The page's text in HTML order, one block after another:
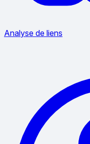
Analyse de liens